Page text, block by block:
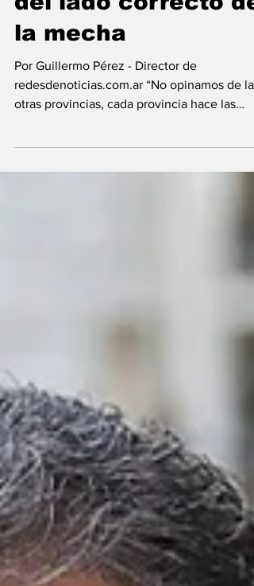
del lado correcto de
la mecha
Por Guillermo Pérez - Director de
redesdenoticias.com.ar “No opinamos de las
alianzas que crea...